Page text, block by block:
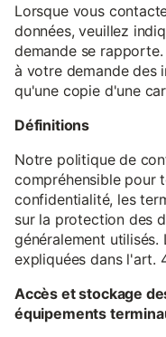
Lorsque vous
données, veuillez
demande se
à votre demande des
qu'une copie d'une
Définitions
Notre politique de
compréhensible pour
confidentialité, les
sur la protection des
généralement
expliquées dans l'art.
Accès et stockage
équipements